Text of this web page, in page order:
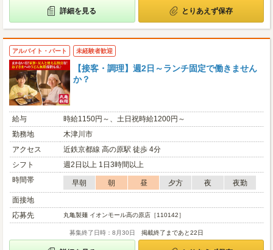
詳細を見る とりあえず保存
アルバイト・パート 未経験者歓迎
【接客・調理】週2日～ランチ固定で働きません
か？
給与
時給1150円～、土日祝時給1200円～
勤務地
木津川市
アクセス
近鉄京都線 高の原駅 徒歩 4分
シフト
週2日以上 1日3時間以上
時間帯
早朝 朝 昼 夕方 夜
夜勤
面接地
応募先
丸亀製麺 イオンモール高の原店［110142］
募集終了日時：8月30日 掲載終了まであと22日